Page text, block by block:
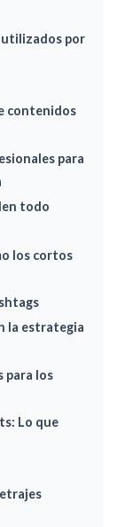
por
contenidos
para
todo
los cortos
la estrategia
para los
Lo que